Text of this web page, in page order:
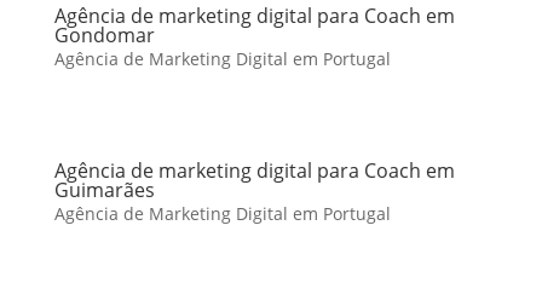
Agência de marketing digital para Coach em
Gondomar
Agência de Marketing Digital em Portugal
Agência de marketing digital para Coach em
Guimarães
Agência de Marketing Digital em Portugal